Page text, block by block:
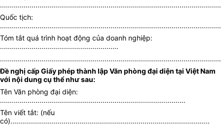
Quốc tịch:
Tóm tắt quá trình hoạt động của doanh nghiệp:
............................................................
Đề nghị cấp Giấy phép thành lập Văn phòng đại diện tại Việt Nam
với nội dung cụ thể như sau:
Tên Văn phòng đại diện:
..............................................................................................
Tên viết tắt: (nếu
có).....................................................................................................